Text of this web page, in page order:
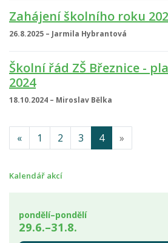
Zahájení školního roku
26.8.2025 – Jarmila Hybrantová
Školní řád ZŠ Březnice -
2024
18.10.2024 – Miroslav Bělka
« 1 2 3 4 »
Kalendář akcí
pondělí–pondělí
29.6.–31.8.